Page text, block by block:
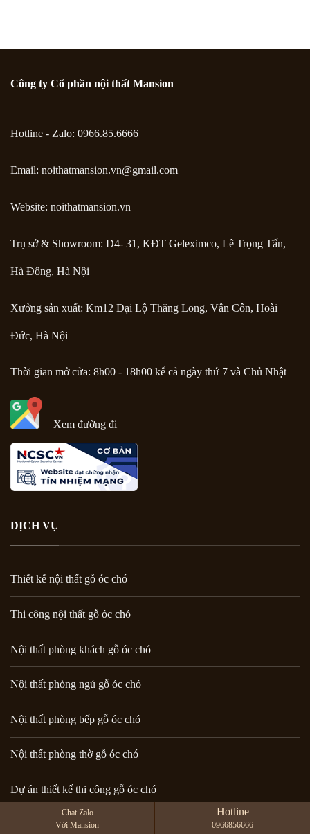
Công ty Cổ phần nội thất Mansion
Hotline - Zalo: 0966.85.6666
Email: noithatmansion.vn@gmail.com
Website: noithatmansion.vn
Trụ sở & Showroom: D4- 31, KĐT Geleximco, Lê Trọng Tấn,
Hà Đông, Hà Nội
Xưởng sản xuất: Km12 Đại Lộ Thăng Long, Vân Côn, Hoài
Đức, Hà Nội
Thời gian mở cửa: 8h00 - 18h00 kể cả ngày thứ 7 và Chủ Nhật
Xem đường đi
DỊCH VỤ
Thiết kế nội thất gỗ óc chó
Thi công nội thất gỗ óc chó
Nội thất phòng khách gỗ óc chó
Nội thất phòng ngủ gỗ óc chó
Nội thất phòng bếp gỗ óc chó
Nội thất phòng thờ gỗ óc chó
Dự án thiết kế thi công gỗ óc chó
Chat Zalo
Với Mansion
Hotline
0966856666